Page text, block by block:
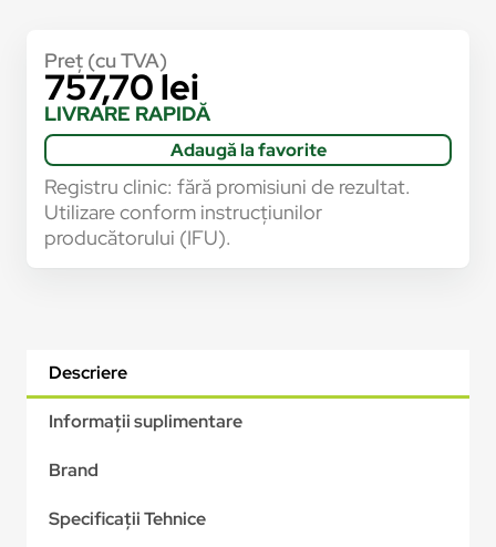
Preț (cu TVA)
757,70lei
LIVRARE RAPIDĂ
Adaugă la favorite
Registru clinic: fără promisiuni de rezultat.
Utilizare conform instrucțiunilor
producătorului (IFU).
Descriere
Informații suplimentare
Brand
Specificații Tehnice